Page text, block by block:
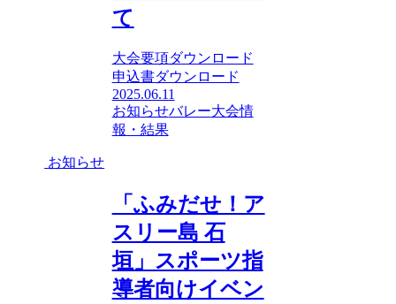
て
大会要項ダウンロード
申込書ダウンロード
2025.06.11
お知らせバレー大会情
報・結果
お知らせ
「ふみだせ！ア
スリー島 石
垣」スポーツ指
導者向けイベン